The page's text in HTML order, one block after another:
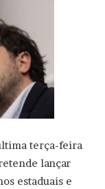
terça-feira
lançar
estaduais e